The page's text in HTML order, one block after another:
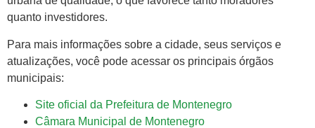
quanto investidores.
Para mais informações sobre a cidade, seus serviços e
atualizações, você pode acessar os principais órgãos
municipais:
Site oficial da Prefeitura de Montenegro
Câmara Municipal de Montenegro